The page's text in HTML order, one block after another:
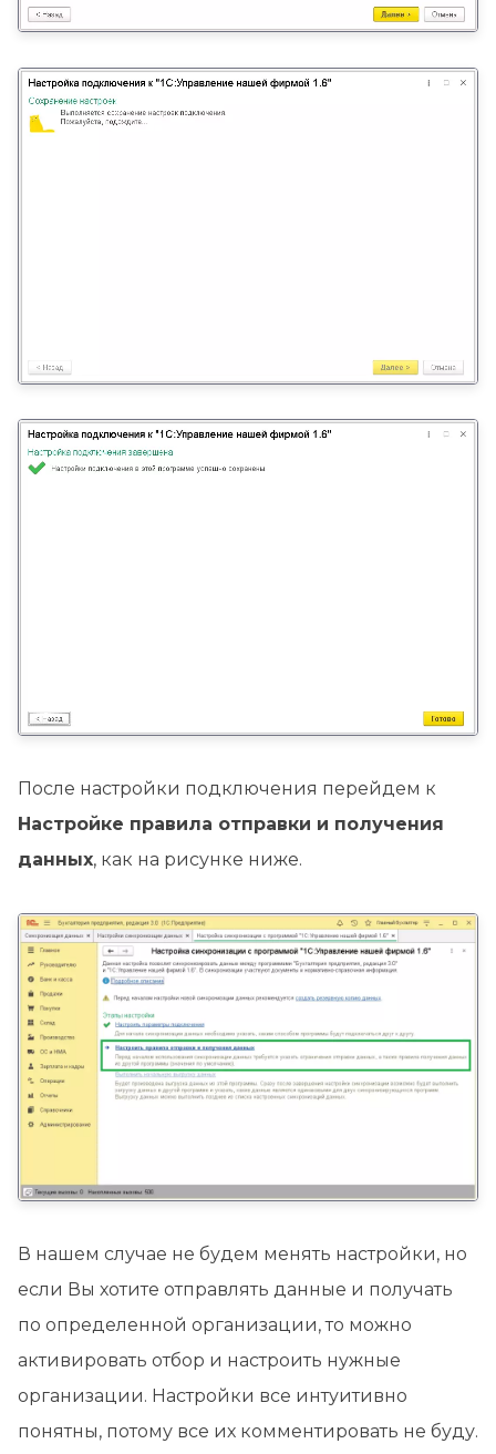
После настройки подключения перейдем к
Настройке правила отправки и получения
данных, как на рисунке ниже.
В нашем случае не будем менять настройки, но
если Вы хотите отправлять данные и получать
по определенной организации, то можно
активировать отбор и настроить нужные
организации. Настройки все интуитивно
понятны, потому все их комментировать не буду.